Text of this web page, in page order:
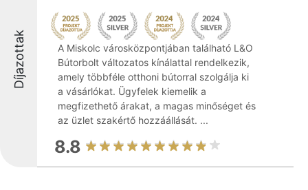
Díjazottak
A Miskolc városközpontjában található L&O
Bútorbolt változatos kínálattal rendelkezik,
amely többféle otthoni bútorral szolgálja ki
a vásárlókat. Ügyfelek kiemelik a
megfizethető árakat, a magas minőséget és
az üzlet szakértő hozzáállását. ...
8.8